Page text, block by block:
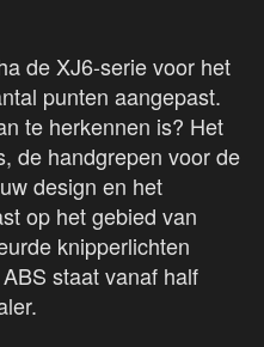
de XJ6-serie voor het
punten aangepast.
te herkennen is? Het
de handgrepen voor de
design en het
op het gebied van
knipperlichten
staat vanaf half